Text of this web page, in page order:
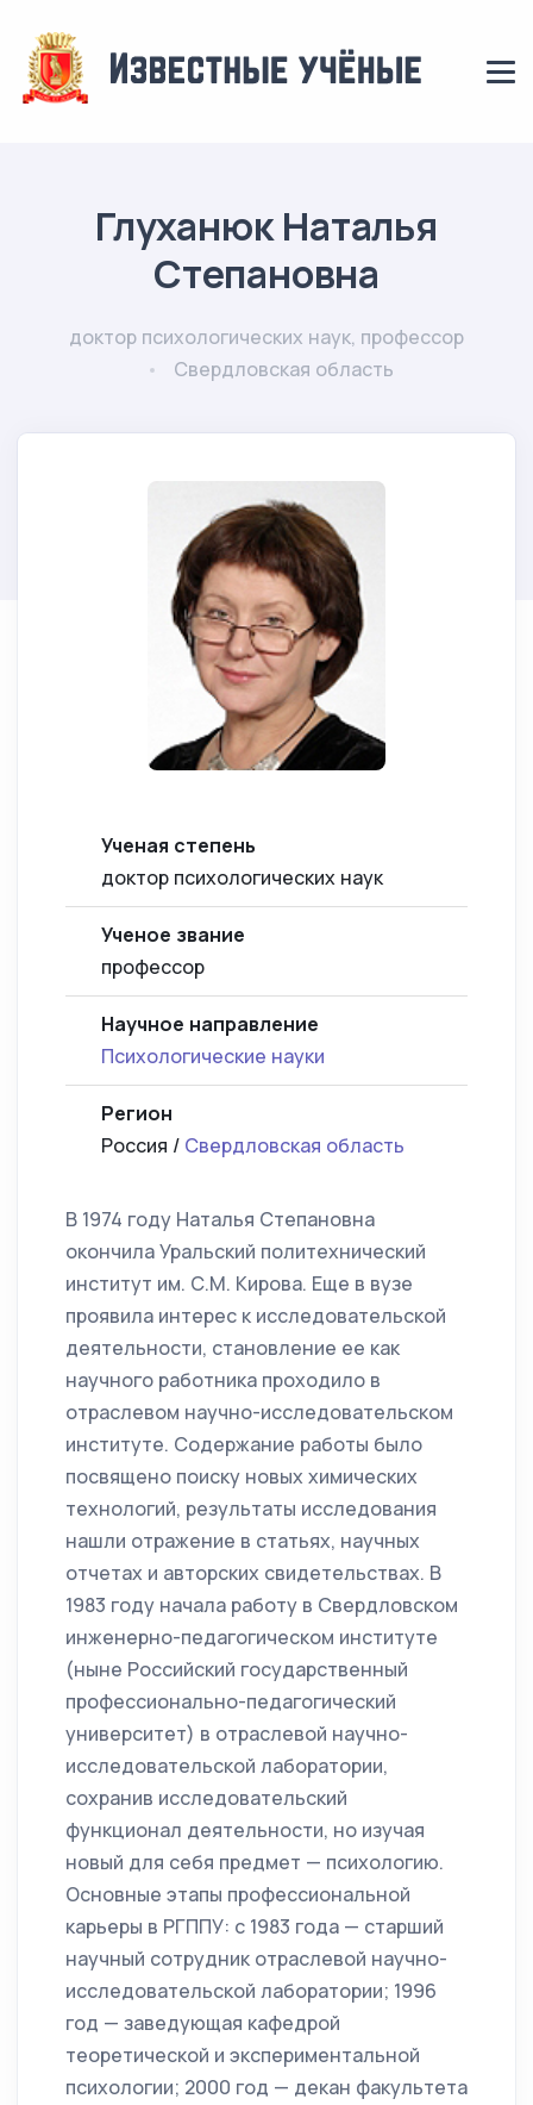
Глуханюк Наталья
Степановна
доктор психологических наук, профессор
Свердловская область
Ученая степень
доктор психологических наук
Ученое звание
профессор
Научное направление
Психологические науки
Регион
Россия / Свердловская область
В 1974 году Наталья Степановна
окончила Уральский политехнический
институт им. С.М. Кирова. Еще в вузе
проявила интерес к исследовательской
деятельности, становление ее как
научного работника проходило в
отраслевом научно-исследовательском
институте. Содержание работы было
посвящено поиску новых химических
технологий, результаты исследования
нашли отражение в статьях, научных
отчетах и авторских свидетельствах. В
1983 году начала работу в Свердловском
инженерно-педагогическом институте
(ныне Российский государственный
профессионально-педагогический
университет) в отраслевой научно-
исследовательской лаборатории,
сохранив исследовательский
функционал деятельности, но изучая
новый для себя предмет — психологию.
Основные этапы профессиональной
карьеры в РГППУ: с 1983 года — старший
научный сотрудник отраслевой научно-
исследовательской лаборатории; 1996
год — заведующая кафедрой
теоретической и экспериментальной
психологии; 2000 год — декан факультета